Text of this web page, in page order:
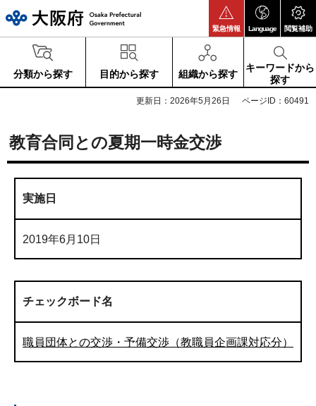
緊急情報 Language 閲覧補助
分類から探す 目的から探す 組織から探す
キーワードから
探す
更新日：2026年5月26日 ページID：60491
教育合同との夏期一時金交渉
実施日
2019年6月10日
チェックボード名
職員団体との交渉・予備交渉（教職員企画課対応分）